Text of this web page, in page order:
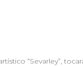
“Sevarley”,